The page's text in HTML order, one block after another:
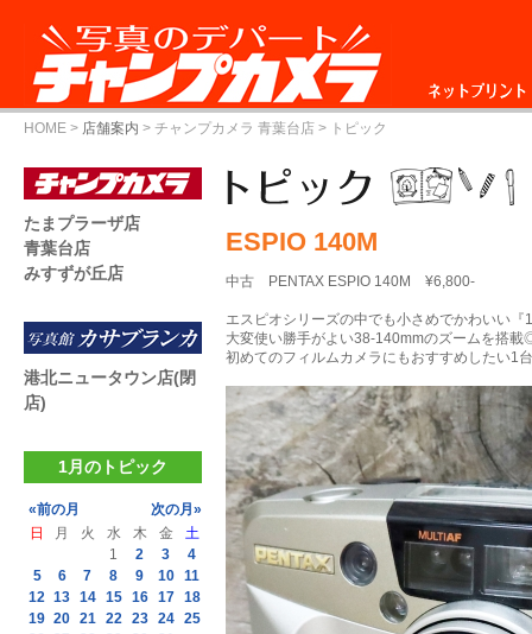
ネットプリント
HOME > 店舗案内 > チャンプカメラ 青葉台店 > トピック
ESPIO 140M
中古 PENTAX ESPIO 140M ¥6,800-
エスピオシリーズの中でも小さめでかわいい『
大変使い勝手がよい38-140mmのズームを搭
初めてのフィルムカメラにもおすすめしたい1
たまプラーザ店
青葉台店
みすずが丘店
港北ニュータウン店(閉
店)
1月のトピック
«前の月
次の月»
日
月 火 水 木 金
土
1
2 3
4
5
6 7 8 9 10
11
12 13 14 15 16 17 18
19 20 21 22 23 24 25